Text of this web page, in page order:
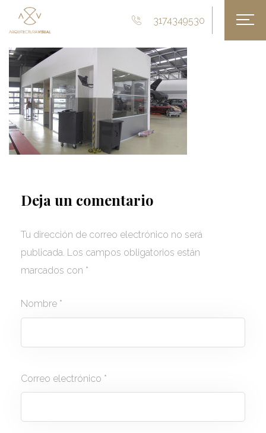
3174349530
Deja un comentario
Tu dirección de correo electrónico no será
publicada. Los campos obligatorios están
marcados con *
Nombre *
Correo electrónico *